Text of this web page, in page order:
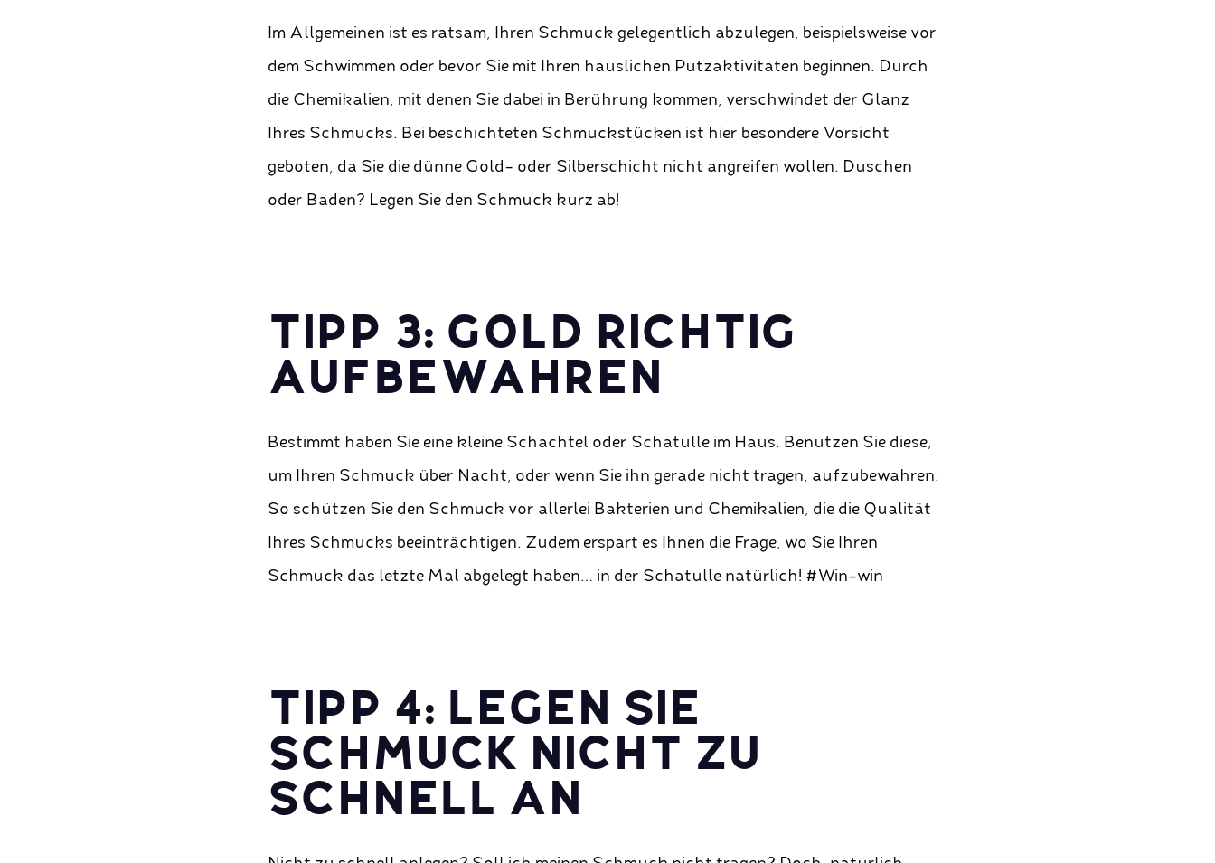
Im Allgemeinen ist es ratsam, Ihren Schmuck gelegentlich abzulegen, beispielsweise vor
dem Schwimmen oder bevor Sie mit Ihren häuslichen Putzaktivitäten beginnen. Durch
die Chemikalien, mit denen Sie dabei in Berührung kommen, verschwindet der Glanz
Ihres Schmucks. Bei beschichteten Schmuckstücken ist hier besondere Vorsicht
geboten, da Sie die dünne Gold- oder Silberschicht nicht angreifen wollen. Duschen
oder Baden? Legen Sie den Schmuck kurz ab!
TIPP 3: GOLD RICHTIG
AUFBEWAHREN
Bestimmt haben Sie eine kleine Schachtel oder Schatulle im Haus. Benutzen Sie diese,
um Ihren Schmuck über Nacht, oder wenn Sie ihn gerade nicht tragen, aufzubewahren.
So schützen Sie den Schmuck vor allerlei Bakterien und Chemikalien, die die Qualität
Ihres Schmucks beeinträchtigen. Zudem erspart es Ihnen die Frage, wo Sie Ihren
Schmuck das letzte Mal abgelegt haben… in der Schatulle natürlich! #Win-win
TIPP 4: LEGEN SIE
SCHMUCK NICHT ZU
SCHNELL AN